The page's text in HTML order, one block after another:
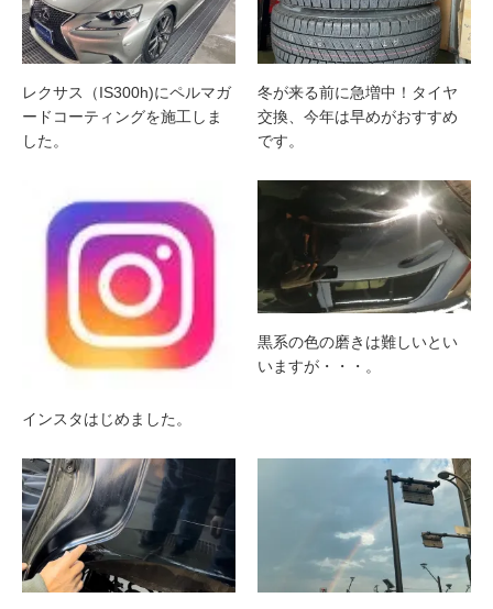
レクサス（IS300h)にペルマガ
ードコーティングを施工しま
した。
冬が来る前に急増中！タイヤ
交換、今年は早めがおすすめ
です。
インスタはじめました。
黒系の色の磨きは難しいとい
いますが・・・。